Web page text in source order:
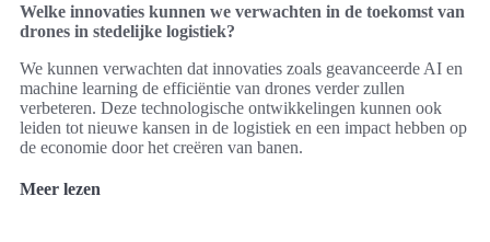
Welke innovaties kunnen we verwachten in de toekomst van
drones in stedelijke logistiek?
We kunnen verwachten dat innovaties zoals geavanceerde AI en
machine learning de efficiëntie van drones verder zullen
verbeteren. Deze technologische ontwikkelingen kunnen ook
leiden tot nieuwe kansen in de logistiek en een impact hebben op
de economie door het creëren van banen.
Meer lezen